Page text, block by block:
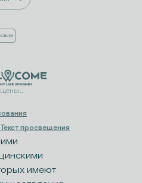
Текст просвещения
имеют